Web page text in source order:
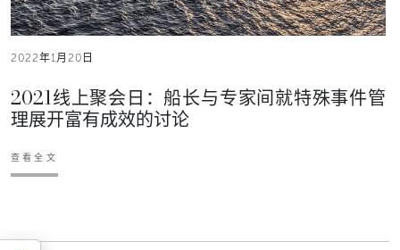
2022年1月20日
2021线上聚会日：船长与专家间就特殊事件管
理展开富有成效的讨论
查看全文